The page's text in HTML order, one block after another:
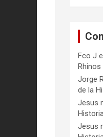
Fco J
Rhinos
Jorge
de la
Jesus
Jesus